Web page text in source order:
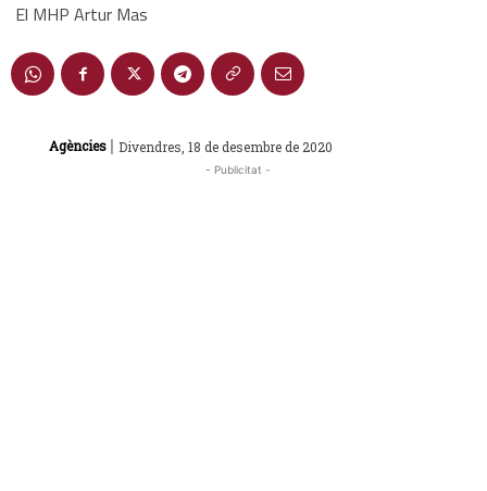
El MHP Artur Mas
Agències | Divendres, 18 de desembre de 2020
- Publicitat -